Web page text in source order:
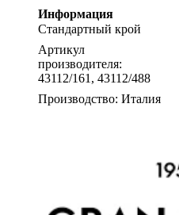
Информация
Стандартный крой
Артикул
производителя:
43112/161, 43112/488
Производство: Италия